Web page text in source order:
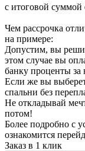
с итоговой суммой
Чем рассрочка
на примере:
Допустим, вы
этом случае вы
банку проценты за
Если же вы
спальни без
Не откладывай
потом!
Более подробно с
ознакомится
Заказ в 1 клик